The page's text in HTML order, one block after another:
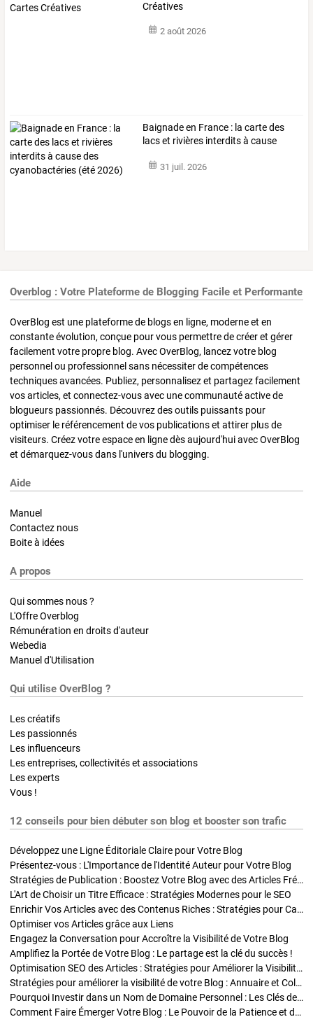
Créatives
2 août 2026
Baignadeen France : la cartedes
lacset rivières interditsà cause
31 juil. 2026
Overblog : Votre Plateforme de Blogging Facile et Performante
OverBlog est une plateforme de blogs en ligne, moderne et en
constante évolution, conçue pour vous permettre de créer et gérer
facilement votre propre blog. Avec OverBlog, lancez votre blog
personnel ou professionnel sans nécessiter de compétences
techniques avancées. Publiez, personnalisez et partagez facilement
vos articles, et connectez-vous avec une communauté active de
blogueurs passionnés. Découvrez des outils puissants pour
optimiser le référencement de vos publications et attirer plus de
visiteurs. Créez votre espace en ligne dès aujourd'hui avec OverBlog
et démarquez-vous dans l'univers du blogging.
Aide
Manuel
Contactez nous
Boite à idées
A propos
Qui sommes nous ?
L'Offre Overblog
Rémunération en droits d'auteur
Webedia
Manuel d'Utilisation
Qui utilise OverBlog ?
Les créatifs
Les passionnés
Les influenceurs
Les entreprises, collectivités et associations
Les experts
Vous !
12 conseils pour bien débuter son blog et booster son trafic
Développez une Ligne Éditoriale Claire pour Votre Blog
Présentez-vous : L'Importance de l'Identité Auteur pour Votre Blog
Stratégies de Publication : Boostez Votre Blog avec des Articles Fréquents et Exclusifs
L'Art de Choisir un Titre Efficace : Stratégies Modernes pour le SEO
Enrichir Vos Articles avec des Contenus Riches : Stratégies pour Captiver et Optimiser
Optimiser vos Articles grâce aux Liens
Engagez la Conversation pour Accroître la Visibilité de Votre Blog
Amplifiez la Portée de Votre Blog : Le partage est la clé du succès !
Optimisation SEO des Articles : Stratégies pour Améliorer la Visibilité de Votre Blog
Stratégies pour améliorer la visibilité de votre Blog : Annuaire et Collaborations
Pourquoi Investir dans un Nom de Domaine Personnel : Les Clés de la Réussite de Votre Blog
Comment Faire Émerger Votre Blog : Le Pouvoir de la Patience et de la Persévérance